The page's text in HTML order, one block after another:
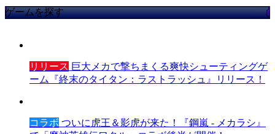
ゲームを探す
リリース 巨大メカで撃ちまくる爽快シューティングゲ
ーム『終末のタイタン：ラストラッシュ』リリース！
コラボ ついに虎王＆影虎が来た！『鋼嵐 - メカラシ』